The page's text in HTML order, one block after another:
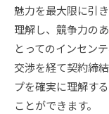
魅力を最大限に引
理解し、競争力の
とってのインセン
交渉を経て契約締
プを確実に理解す
ことができます。